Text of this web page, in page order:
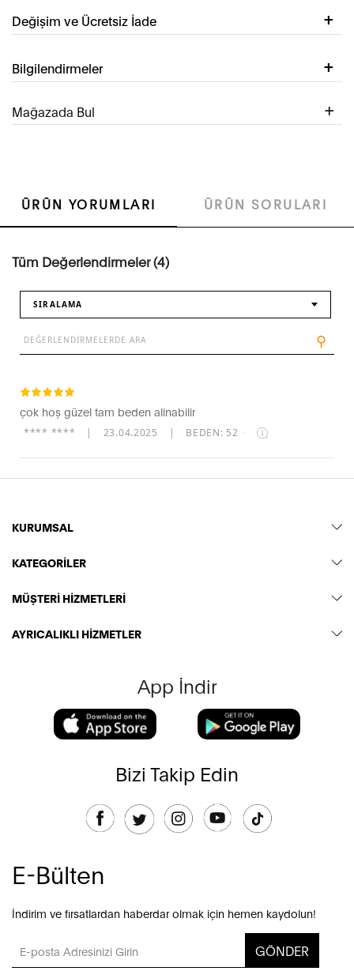
Değişim ve Ücretsiz İade
Bilgilendirmeler
Mağazada Bul
ÜRÜN YORUMLARI ÜRÜN SORULARI
Tüm Değerlendirmeler (4)
SIRALAMA
⚲
çok hoş güzel tam beden alinabilir
**** **** | 23.04.2025 | BEDEN: 52 ·
KURUMSAL
KATEGORİLER
MÜŞTERİ HİZMETLERİ
AYRICALIKLI HİZMETLER
App İndir
Bizi Takip Edin
E-Bülten
İndirim ve fırsatlardan haberdar olmak için hemen kaydolun!
GÖNDER